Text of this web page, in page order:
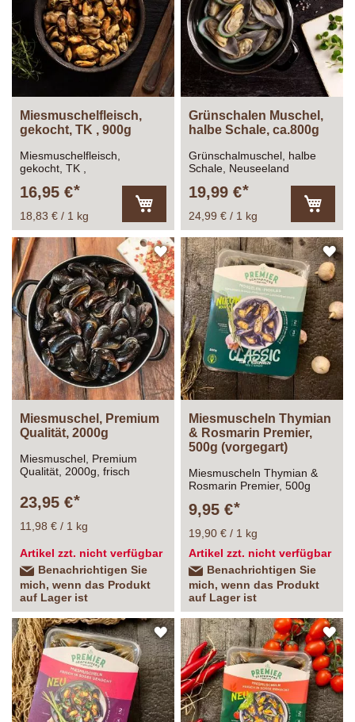
HINZUFÜGEN
Miesmuschelfleisch,
gekocht, TK , 900g
Miesmuschelfleisch,
gekocht, TK ,
Abtropfgewicht: ca. 900g
16,95 €
18,83 € / 1 kg
den
Warenkorb
Grünschalen Muschel,
halbe Schale, ca.800g
Grünschalmuschel, halbe
Schale, Neuseeland
19,99 €
24,99 € / 1 kg
den
ZUR
WUNSCHLISTE
HINZUFÜGEN
Miesmuschel, Premium
Qualität, 2000g
Miesmuschel, Premium
Qualität, 2000g, frisch
23,95 €
11,98 € / 1 kg
Artikel zzt. nicht verfügbar
Benachrichtigen Sie
mich, wenn das Produkt
auf Lager ist
Miesmuscheln Thymian
& Rosmarin Premier,
500g (vorgegart)
Miesmuscheln Thymian &
Rosmarin Premier, 500g
9,95 €
19,90 € / 1 kg
Artikel zzt. nicht verfügbar
Benachrichtigen Sie
mich, wenn das Produkt
auf Lager ist
ZUR
WUNSCHLISTE
HINZUFÜGEN